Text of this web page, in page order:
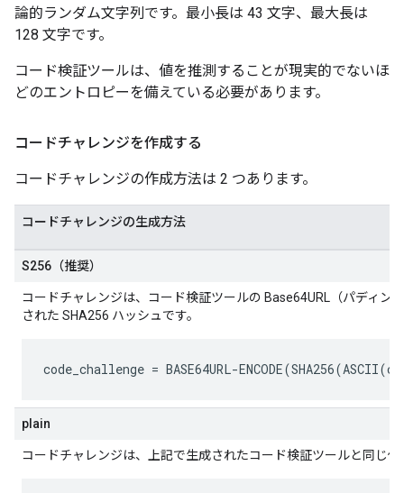
論的ランダム文字列です。最小長は 43 文字、最大長は
128 文字です。
コード検証ツールは、値を推測することが現実的でないほ
どのエントロピーを備えている必要があります。
コードチャレンジを作成する
コードチャレンジの作成方法は 2 つあります。
コードチャレンジの生成方法
S256（推奨）
コードチャレンジは、コード検証ツールの Base64URL（パディン
された SHA256 ハッシュです。
code_challenge = BASE64URL-ENCODE(SHA256(ASCII(
plain
コードチャレンジは、上記で生成されたコード検証ツールと同じ値